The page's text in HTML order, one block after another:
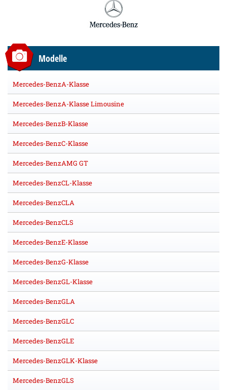
Modelle
Mercedes-BenzA-Klasse
Mercedes-BenzA-Klasse Limousine
Mercedes-BenzB-Klasse
Mercedes-BenzC-Klasse
Mercedes-BenzAMG GT
Mercedes-BenzCL-Klasse
Mercedes-BenzCLA
Mercedes-BenzCLS
Mercedes-BenzE-Klasse
Mercedes-BenzG-Klasse
Mercedes-BenzGL-Klasse
Mercedes-BenzGLA
Mercedes-BenzGLC
Mercedes-BenzGLE
Mercedes-BenzGLK-Klasse
Mercedes-BenzGLS